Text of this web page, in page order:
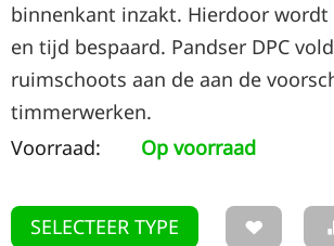
binnenkant inzakt. Hierdoor wordt
en tijd bespaard. Pandser DPC
ruimschoots aan de aan de
timmerwerken.
Voorraad:
Op voorraad
SELECTEER TYPE